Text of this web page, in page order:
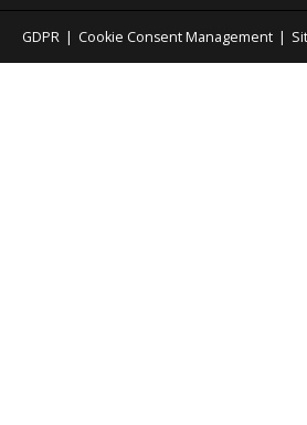
GDPR | Cookie Consent Management |